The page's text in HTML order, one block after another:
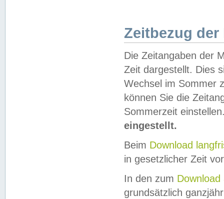
Zeitbezug der
Die Zeitangaben der
Zeit dargestellt. Dies
Wechsel im Sommer
können Sie die
Sommerzeit
eingestellt.
Beim Download
in gesetzlicher Zeit
In den zum Download
grundsätzlich